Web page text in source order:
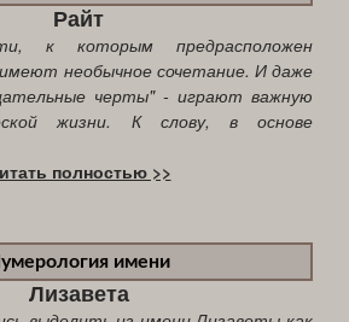
Райт
к которым предрасположен
необычное сочетание. И даже
черты" - играют важную
жизни. К слову, в основе
полностью >>
имени
Лизавета